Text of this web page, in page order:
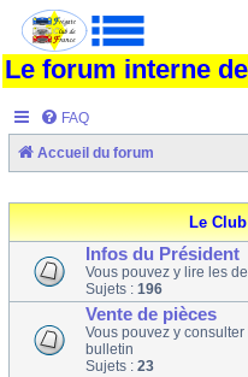
Le forum interne
FAQ
Accueil du forum
Le
Infos du Président
Vous pouvez y lire les
Sujets : 196
Vente de pièces
Vous pouvez y
bulletin
Sujets : 23